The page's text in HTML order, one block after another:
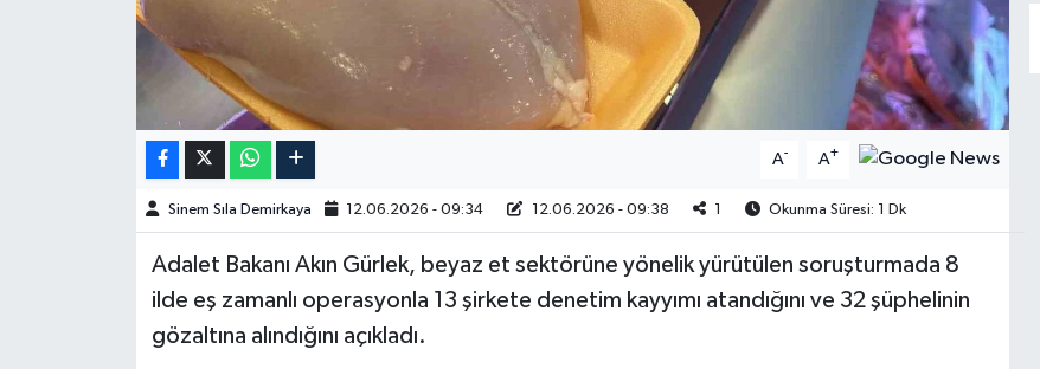
A- A+
Sinem Sıla Demirkaya 12.06.2026 - 09:34 12.06.2026 - 09:38 Okunma Süresi: 1 Dk
Adalet Bakanı Akın Gürlek, beyaz et sektörüne yönelik yürütülen soruşturmada 8
ilde eş zamanlı operasyonla 13 şirkete denetim kayyımı atandığını ve 32 şüphelinin
gözaltına alındığını açıkladı.
Kim kimdir?